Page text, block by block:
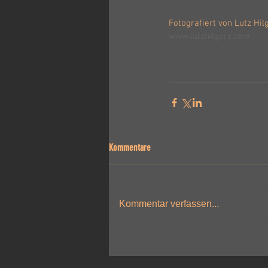
Fotografiert von Lutz
Kommentare
Kommentar verfassen...